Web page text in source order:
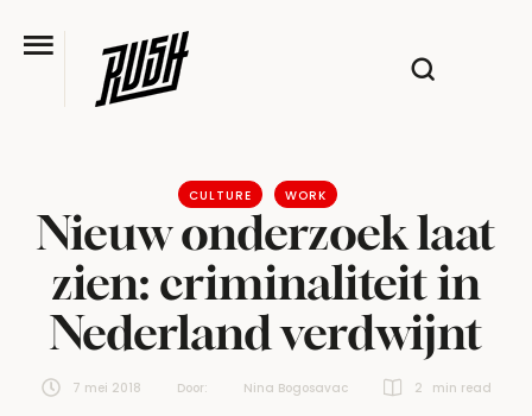
CULTURE WORK
Nieuw onderzoek laat
zien: criminaliteit in
Nederland verdwijnt
7 mei 2018 Door: Nina Bogosavac 2 min read